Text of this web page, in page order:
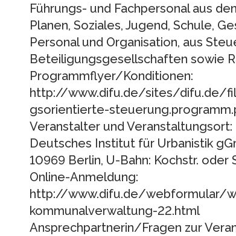
Führungs- und Fachpersonal aus
Planen, Soziales, Jugend, Schule,
Personal und Organisation, aus
Beteiligungsgesellschaften sowie
Programmflyer/Konditionen:
http://www.difu.de/sites/difu.de/
gsorientierte-
Veranstalter und Veranstaltungsort:
Deutsches Institut für Urbanistik
10969 Berlin, U-Bahn: Kochstr.
Online-Anmeldung:
http://www.difu.de/webformular/
kommunalverwaltung-22.html
Ansprechpartnerin/Fragen zur